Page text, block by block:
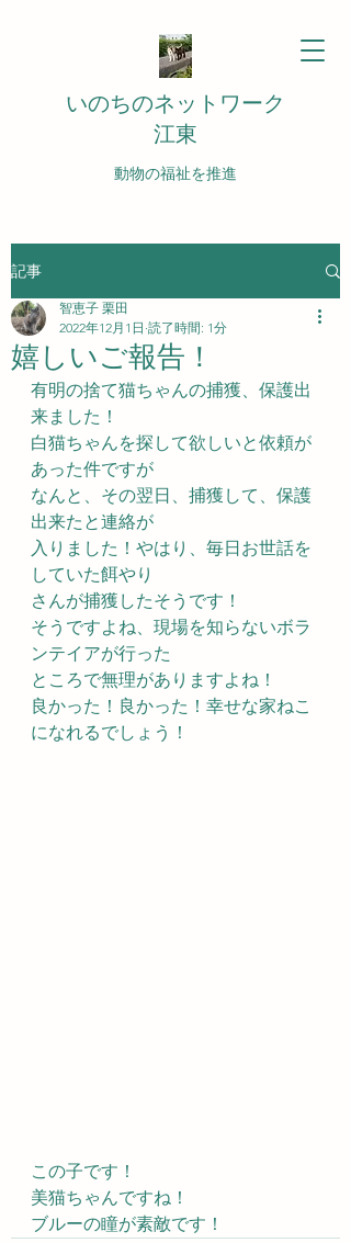
いのちのネットワーク
江東
動物の福祉を推進
記事
嬉しいご報告！
智恵子 栗田
2022年12月1日 読了時間: 1分
有明の捨て猫ちゃんの捕獲、保護出
来ました！
白猫ちゃんを探して欲しいと依頼が
あった件ですが
なんと、その翌日、捕獲して、保護
出来たと連絡が
入りました！やはり、毎日お世話を
していた餌やり
さんが捕獲したそうです！
そうですよね、現場を知らないボラ
ンテイアが行った
ところで無理がありますよね！
良かった！良かった！幸せな家ねこ
になれるでしょう！
この子です！
美猫ちゃんですね！
ブルーの瞳が素敵です！